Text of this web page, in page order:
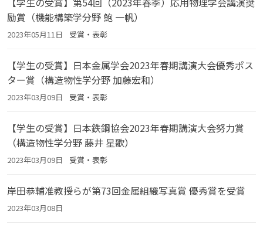
励賞（機能構築学分野 鮑 一帆）
2023年05月11日 受賞・表彰
【学生の受賞】日本金属学会2023年春期講演大会優秀ポス
ター賞（構造物性学分野 加藤宏和）
2023年03月09日 受賞・表彰
【学生の受賞】日本鉄鋼協会2023年春期講演大会努力賞
（構造物性学分野 藤井 星歌）
2023年03月09日 受賞・表彰
岸田恭輔准教授らが第73回金属組織写真賞 優秀賞を受賞
2023年03月08日